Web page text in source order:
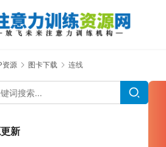
资源 图卡下载 连线
新